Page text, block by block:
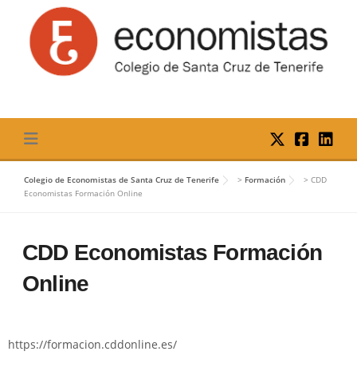
content
Colegio de Economistas de Santa Cruz de Tenerife > Formación > CDD
Economistas Formación Online
CDD Economistas Formación
Online
https://formacion.cddonline.es/